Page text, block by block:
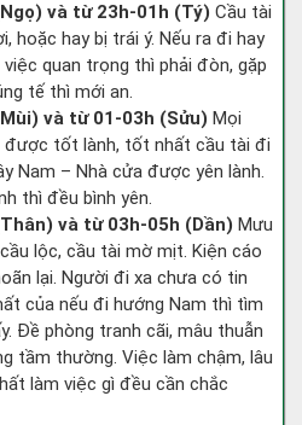
và từ 23h-01h (Tý) Cầu tài
hoặc hay bị trái ý. Nếu ra đi hay
quan trọng thì phải đòn, gặp
tế thì mới an.
và từ 01-03h (Sửu) Mọi
được tốt lành, tốt nhất cầu tài đi
Nam – Nhà cửa được yên lành.
thì đều bình yên.
và từ 03h-05h (Dần) Mưu
lộc, cầu tài mờ mịt. Kiện cáo
lại. Người đi xa chưa có tin
của nếu đi hướng Nam thì tìm
Đề phòng tranh cãi, mâu thuẫn
tầm thường. Việc làm chậm, lâu
làm việc gì đều cần chắc